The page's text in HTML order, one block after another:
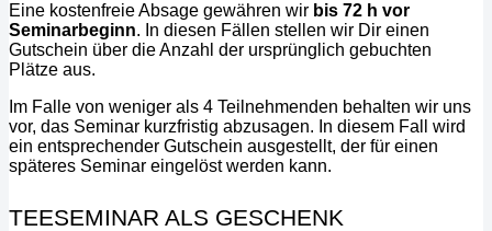
Eine kostenfreie Absage gewähren wir bis 72 h vor
Seminarbeginn. In diesen Fällen stellen wir Dir einen
Gutschein über die Anzahl der ursprünglich gebuchten
Plätze aus.
Im Falle von weniger als 4 Teilnehmenden behalten wir uns
vor, das Seminar kurzfristig abzusagen. In diesem Fall wird
ein entsprechender Gutschein ausgestellt, der für einen
späteres Seminar eingelöst werden kann.
TEESEMINAR ALS GESCHENK